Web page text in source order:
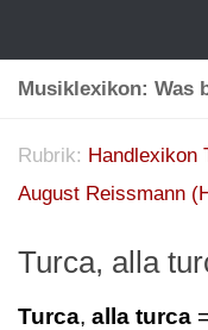
Musiklexikon: Was
Rubrik: Handlexikon
August Reissmann
Turca, alla
Turca, alla turca